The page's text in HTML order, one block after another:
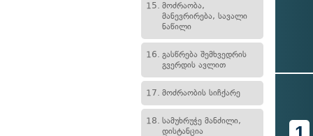
15. მოძრაობა,
მანევრირება, სავალი
ნაწილი
16. გასწრება შემხვედრის
გვერდის ავლით
17. მოძრაობის სიჩქარე
18. სამუხრუჭე მანძილი,
დისტანცია